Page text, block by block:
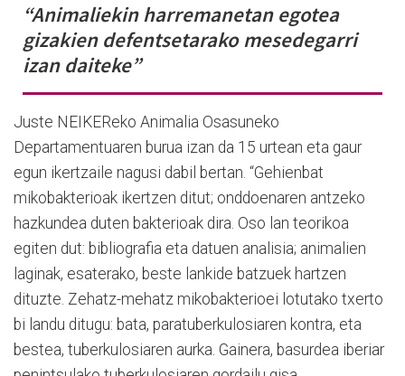
“Animaliekin harremanetan egotea
gizakien defentsetarako mesedegarri
izan daiteke”
Juste NEIKEReko Animalia Osasuneko
Departamentuaren burua izan da 15 urtean eta gaur
egun ikertzaile nagusi dabil bertan. “Gehienbat
mikobakterioak ikertzen ditut; onddoenaren antzeko
hazkundea duten bakterioak dira. Oso lan teorikoa
egiten dut: bibliografia eta datuen analisia; animalien
laginak, esaterako, beste lankide batzuek hartzen
dituzte. Zehatz-mehatz mikobakterioei lotutako txerto
bi landu ditugu: bata, paratuberkulosiaren kontra, eta
bestea, tuberkulosiaren aurka. Gainera, basurdea iberiar